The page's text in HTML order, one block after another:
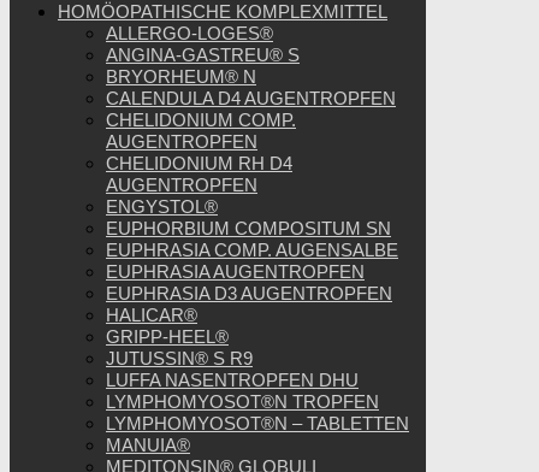
HOMÖOPATHISCHE KOMPLEXMITTEL
ALLERGO-LOGES®
ANGINA-GASTREU® S
BRYORHEUM® N
CALENDULA D4 AUGENTROPFEN
CHELIDONIUM COMP.
AUGENTROPFEN
CHELIDONIUM RH D4
AUGENTROPFEN
ENGYSTOL®
EUPHORBIUM COMPOSITUM SN
EUPHRASIA COMP. AUGENSALBE
EUPHRASIA AUGENTROPFEN
EUPHRASIA D3 AUGENTROPFEN
HALICAR®
GRIPP-HEEL®
JUTUSSIN® S R9
LUFFA NASENTROPFEN DHU
LYMPHOMYOSOT®N TROPFEN
LYMPHOMYOSOT®N – TABLETTEN
MANUIA®
MEDITONSIN® GLOBULI